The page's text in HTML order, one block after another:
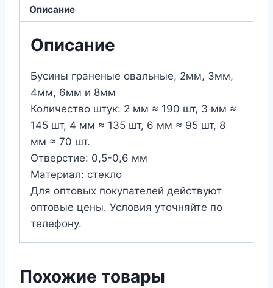
Rondelle
118
серо-
бежевый
опал)
Описание
Описание
Бусины граненые овальные, 2мм, 3мм,
4мм, 6мм и 8мм
Количество штук: 2 мм ≈ 190 шт, 3 мм ≈
145 шт, 4 мм ≈ 135 шт, 6 мм ≈ 95 шт, 8
мм ≈ 70 шт.
Отверстие: 0,5-0,6 мм
Материал: стекло
Для оптовых покупателей действуют
оптовые цены. Условия уточняйте по
телефону.
Похожие товары